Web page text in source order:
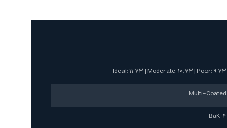
Ideal: 11.73 | Moderate: 10.73 | Poor: 9.73
Multi-Coated
BaK-4